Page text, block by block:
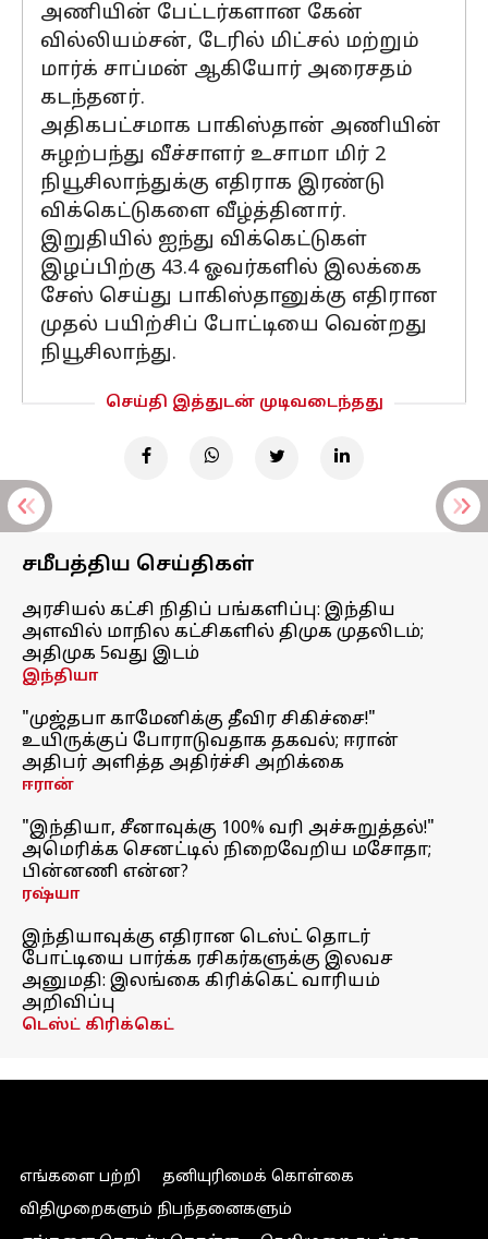
அணியின் பேட்டர்களான கேன்
வில்லியம்சன், டேரில் மிட்சல் மற்றும்
மார்க் சாப்மன் ஆகியோர் அரைசதம்
கடந்தனர்.
அதிகபட்சமாக பாகிஸ்தான் அணியின்
சுழற்பந்து வீச்சாளர் உசாமா மிர் 2
நியூசிலாந்துக்கு எதிராக இரண்டு
விக்கெட்டுகளை வீழ்த்தினார்.
இறுதியில் ஐந்து விக்கெட்டுகள்
இழப்பிற்கு 43.4 ஓவர்களில் இலக்கை
சேஸ் செய்து பாகிஸ்தானுக்கு எதிரான
முதல் பயிற்சிப் போட்டியை வென்றது
நியூசிலாந்து.
செய்தி இத்துடன் முடிவடைந்தது
சமீபத்திய செய்திகள்
அரசியல் கட்சி நிதிப் பங்களிப்பு: இந்திய
அளவில் மாநில கட்சிகளில் திமுக முதலிடம்;
அதிமுக 5வது இடம்
இந்தியா
"முஜ்தபா காமேனிக்கு தீவிர சிகிச்சை!"
உயிருக்குப் போராடுவதாக தகவல்; ஈரான்
அதிபர் அளித்த அதிர்ச்சி அறிக்கை
ஈரான்
"இந்தியா, சீனாவுக்கு 100% வரி அச்சுறுத்தல்!"
அமெரிக்க செனட்டில் நிறைவேறிய மசோதா;
பின்னணி என்ன?
ரஷ்யா
இந்தியாவுக்கு எதிரான டெஸ்ட் தொடர்
போட்டியை பார்க்க ரசிகர்களுக்கு இலவச
அனுமதி: இலங்கை கிரிக்கெட் வாரியம்
அறிவிப்பு
டெஸ்ட் கிரிக்கெட்
எங்களை பற்றி
தனியுரிமைக் கொள்கை
விதிமுறைகளும் நிபந்தனைகளும்